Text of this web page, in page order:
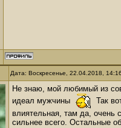
Дата: Воскресенье, 22.04.2018,
Не знаю, мой любимый из
идеал мужчины
Так
влиятельная, там да, очень
сильнее всего. Остальные